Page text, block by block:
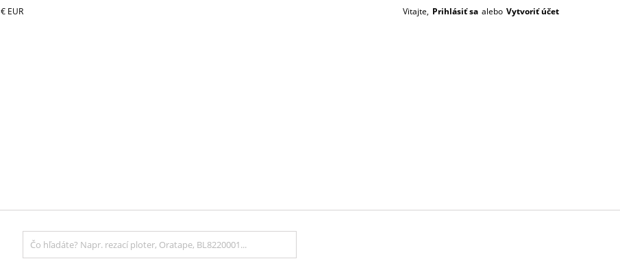
Vitajte, Prihlásiť sa alebo Vytvoriť účet
€ EUR